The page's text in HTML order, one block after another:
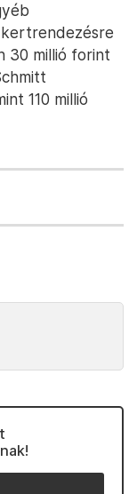
30 millió forint
110 millió